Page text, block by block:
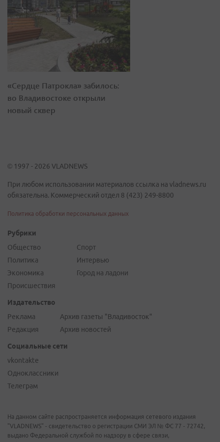
«Сердце Патрокла» забилось:
во Владивостоке открыли
новый сквер
© 1997 - 2026 VLADNEWS
При любом использовании материалов ссылка на vladnews.ru
обязательна. Коммерческий отдел 8 (423) 249-8800
Политика обработки персональных данных
Рубрики
Общество
Политика
Экономика
Происшествия
Спорт
Интервью
Город на ладони
Издательство
Реклама
Редакция
Архив газеты "Владивосток"
Архив новостей
Социальные сети
vkontakte
Одноклассники
Телеграм
На данном сайте распространяется информация сетевого издания
"VLADNEWS" - свидетельство о регистрации СМИ ЭЛ № ФС 77 - 72742,
выдано Федеральной службой по надзору в сфере связи,